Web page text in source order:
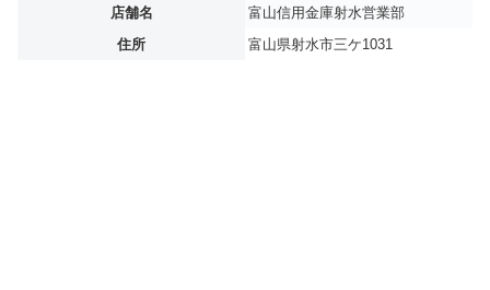
店舗名
富山信用金庫射水営業部
住所
富山県射水市三ケ1031